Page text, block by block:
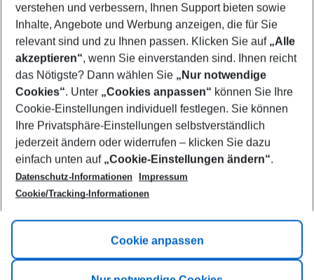
Who will travel
2 adults No children
Show more filter
Footer
Footer navigation
Title A
Link A
verstehen und verbessern, Ihnen Support bieten sowie
Inhalte, Angebote und Werbung anzeigen, die für Sie
relevant sind und zu Ihnen passen. Klicken Sie auf „Alle
akzeptieren“, wenn Sie einverstanden sind. Ihnen reicht
das Nötigste? Dann wählen Sie „Nur notwendige
Cookies“. Unter „Cookies anpassen“ können Sie Ihre
Cookie-Einstellungen individuell festlegen. Sie können
Ihre Privatsphäre-Einstellungen selbstverständlich
jederzeit ändern oder widerrufen – klicken Sie dazu
einfach unten auf „Cookie-Einstellungen ändern“.
Datenschutz-Informationen
Impressum
Cookie/Tracking-Informationen
Cookie anpassen